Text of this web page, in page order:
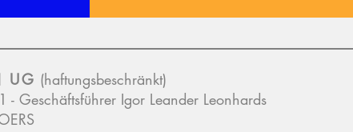
UG (haftungsbeschränkt)
Geschäftsführer Igor Leander Leonhards